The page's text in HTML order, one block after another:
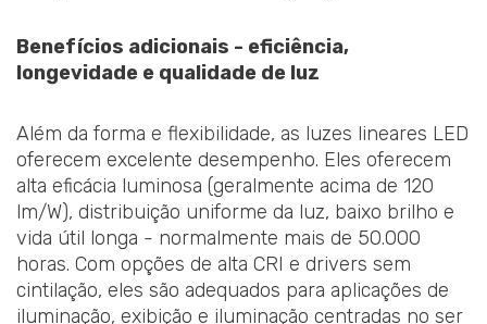
Benefícios adicionais - eficiência,
longevidade e qualidade de luz
Além da forma e flexibilidade, as luzes lineares LED
oferecem excelente desempenho. Eles oferecem
alta eficácia luminosa (geralmente acima de 120
lm/W), distribuição uniforme da luz, baixo brilho e
vida útil longa - normalmente mais de 50.000
horas. Com opções de alta CRI e drivers sem
cintilação, eles são adequados para aplicações de
iluminação, exibição e iluminação centradas no ser